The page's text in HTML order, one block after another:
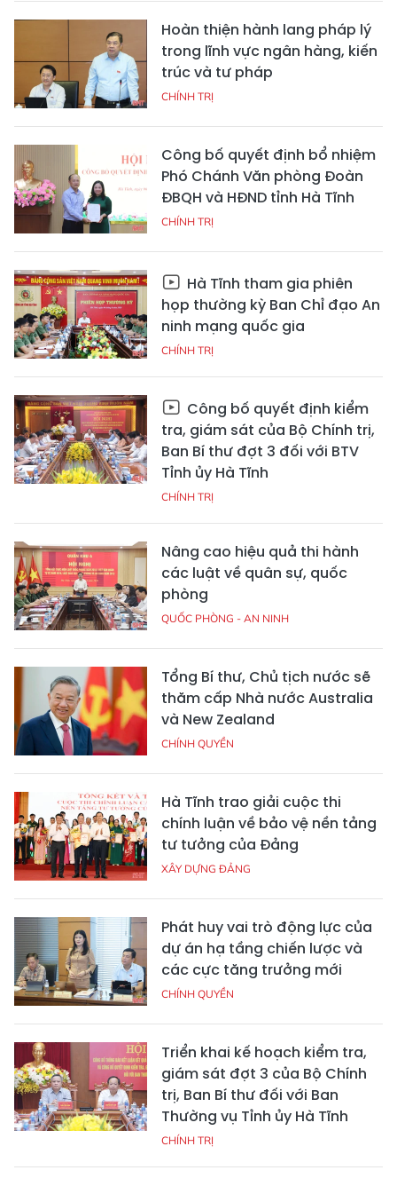
Hoàn thiện hành lang pháp lý
trong lĩnh vực ngân hàng, kiến
trúc và tư pháp
CHÍNH TRỊ
Công bố quyết định bổ nhiệm
Phó Chánh Văn phòng Đoàn
ĐBQH và HĐND tỉnh Hà Tĩnh
CHÍNH TRỊ
Hà Tĩnh tham gia phiên
họp thường kỳ Ban Chỉ đạo An
ninh mạng quốc gia
CHÍNH TRỊ
Công bố quyết định kiểm
tra, giám sát của Bộ Chính trị,
Ban Bí thư đợt 3 đối với BTV
Tỉnh ủy Hà Tĩnh
CHÍNH TRỊ
Nâng cao hiệu quả thi hành
các luật về quân sự, quốc
phòng
QUỐC PHÒNG - AN NINH
Tổng Bí thư, Chủ tịch nước sẽ
thăm cấp Nhà nước Australia
và New Zealand
CHÍNH QUYỀN
Hà Tĩnh trao giải cuộc thi
chính luận về bảo vệ nền tảng
tư tưởng của Đảng
XÂY DỰNG ĐẢNG
Phát huy vai trò động lực của
dự án hạ tầng chiến lược và
các cực tăng trưởng mới
CHÍNH QUYỀN
Triển khai kế hoạch kiểm tra,
giám sát đợt 3 của Bộ Chính
trị, Ban Bí thư đối với Ban
Thường vụ Tỉnh ủy Hà Tĩnh
CHÍNH TRỊ